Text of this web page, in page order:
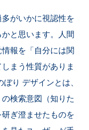
がいかに視認性を
と思います。人間
報を「自分には関
まう性質がありま
り デザインとは、
検索意図（知りた
ぎ澄ませたものを